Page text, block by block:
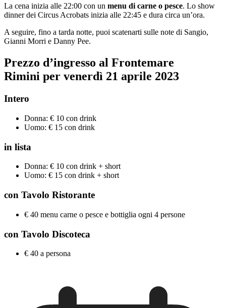
La cena inizia alle 22:00 con un menu di carne o pesce. Lo show
dinner dei Circus Acrobats inizia alle 22:45 e dura circa un’ora.
A seguire, fino a tarda notte, puoi scatenarti sulle note di Sangio,
Gianni Morri e Danny Pee.
Prezzo d’ingresso al Frontemare
Rimini per venerdì 21 aprile 2023
Intero
Donna: € 10 con drink
Uomo: € 15 con drink
in lista
Donna: € 10 con drink + short
Uomo: € 15 con drink + short
con Tavolo Ristorante
€ 40 menu carne o pesce e bottiglia ogni 4 persone
con Tavolo Discoteca
€ 40 a persona